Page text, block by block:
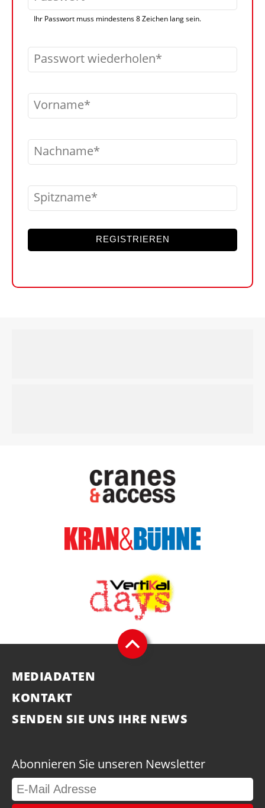
Ihr Passwort muss mindestens 8 Zeichen lang sein.
Passwort wiederholen
Vorname
Nachname
Spitzname
REGISTRIEREN
MEDIADATEN
KONTAKT
SENDEN SIE UNS IHRE NEWS
Abonnieren Sie unseren Newsletter